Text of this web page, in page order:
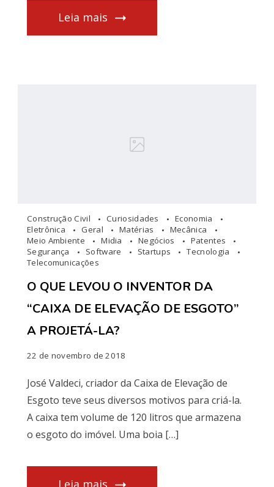
Leia mais
Construção Civil Curiosidades
Economia
Eletrônica
Geral Matérias
Mecânica
Meio Ambiente
Midia Negócios
Patentes
Segurança
Software Startups
Tecnologia
Telecomunicações
O QUE LEVOU O INVENTOR DA
“CAIXA DE ELEVAÇÃO DE ESGOTO”
A PROJETÁ-LA?
22 de novembro de 2018
José Valdeci, criador da Caixa de Elevação de
Esgoto teve seus diversos motivos para criá-la.
A caixa tem volume de 120 litros que armazena
o esgoto do imóvel. Uma boia […]
Leia mais